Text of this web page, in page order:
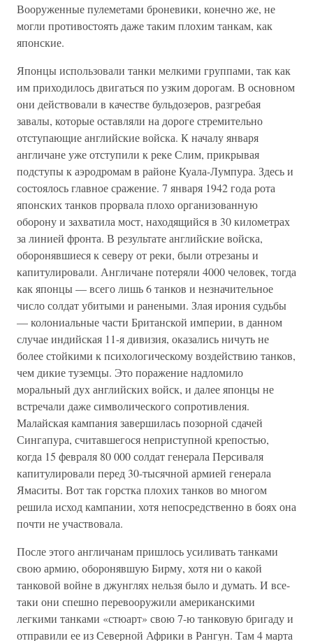
Вооруженные пулеметами броневики, конечно же, не
могли противостоять даже таким плохим танкам, как
японские.
Японцы использовали танки мелкими группами, так как
им приходилось двигаться по узким дорогам. В основном
они действовали в качестве бульдозеров, разгребая
завалы, которые оставляли на дороге стремительно
отступающие английские войска. К началу января
англичане уже отступили к реке Слим, прикрывая
подступы к аэродромам в районе Куала-Лумпура. Здесь и
состоялось главное сражение. 7 января 1942 года рота
японских танков прорвала плохо организованную
оборону и захватила мост, находящийся в 30 километрах
за линией фронта. В результате английские войска,
оборонявшиеся к северу от реки, были отрезаны и
капитулировали. Англичане потеряли 4000 человек, тогда
как японцы — всего лишь 6 танков и незначительное
число солдат убитыми и ранеными. Злая ирония судьбы
— колониальные части Британской империи, в данном
случае индийская 11-я дивизия, оказались ничуть не
более стойкими к психологическому воздействию танков,
чем дикие туземцы. Это поражение надломило
моральный дух английских войск, и далее японцы не
встречали даже символического сопротивления.
Малайская кампания завершилась позорной сдачей
Сингапура, считавшегося неприступной крепостью,
когда 15 февраля 80 000 солдат генерала Персиваля
капитулировали перед 30-тысячной армией генерала
Ямаситы. Вот так горстка плохих танков во многом
решила исход кампании, хотя непосредственно в боях она
почти не участвовала.
После этого англичанам пришлось усиливать танками
свою армию, оборонявшую Бирму, хотя ни о какой
танковой войне в джунглях нельзя было и думать. И все-
таки они спешно перевооружили американскими
легкими танками «стюарт» свою 7-ю танковую бригаду и
отправили ее из Северной Африки в Рангун. Там 4 марта